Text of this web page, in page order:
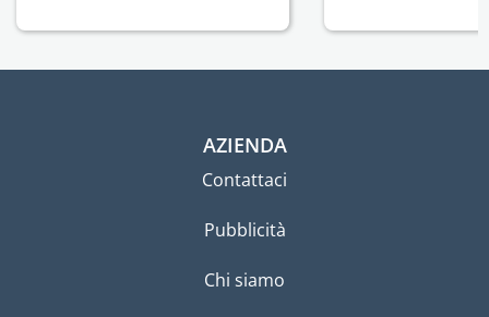
AZIENDA
Contattaci
Pubblicità
Chi siamo